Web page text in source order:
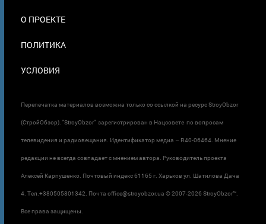
О ПРОЕКТЕ
ПОЛИТИКА
УСЛОВИЯ
Перепечатка материалов возможна только со ссылкой на ресурс StroyObzor
(СтройОбзор). "StroyObzor" зарегистрирован в Нацсовете по вопросам
телевидения и радиовещания. Идентификатор медиа – R40-06464. Мнение
редакции не всегда совпадает с мнением автора. Руководитель проекта
Алексей Карпушенко. Почтовый индекс 61165 г. Харьков ул. Шатилова Дача
4. Тел.+380505801342. Почта office@stroyobzor.ua © 2007-2026 StroyObzor™.
Все права защищены.